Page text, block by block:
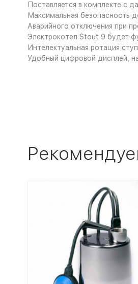
Поставляется в комплекте с
Максимальная безопасность
Аварийного отключения при
Электрокотел Stout 9 будет
Интелектуальная ротация
Удобный цифровой дисплей,